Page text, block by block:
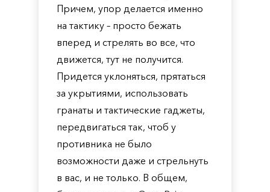
Причем, упор делается именно
на тактику – просто бежать
вперед и стрелять во все, что
движется, тут не получится.
Придется уклоняться, прятаться
за укрытиями, использовать
гранаты и тактические гаджеты,
передвигаться так, чтоб у
противника не было
возможности даже и стрельнуть
в вас, и не только. В общем,